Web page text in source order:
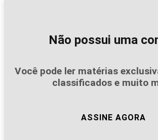
Não possui uma
Você pode ler matérias
classificados e muito
ASSINE AGORA